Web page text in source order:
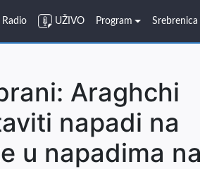
Radio UŽIVO Program Srebrenica
Araghchi
napadi na
u napadima na